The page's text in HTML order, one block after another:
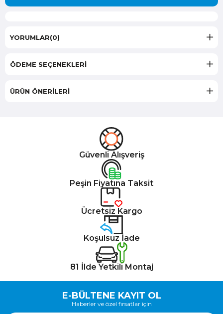
YORUMLAR(0)
ÖDEME SEÇENEKLERI
ÜRÜN ÖNERILERI
Güvenli Alışveriş
Peşin Fiyatına Taksit
Ücretsiz Kargo
Koşulsuz İade
81 İlde Yetkili Montaj
E-BÜLTENE KAYIT OL
Haberler ve özel fırsatlar için